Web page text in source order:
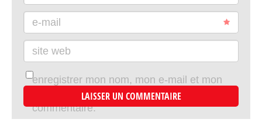
e-mail
site web
enregistrer mon nom, mon e-mail et mon
site dans le navigateur pour mon prochain
commentaire.